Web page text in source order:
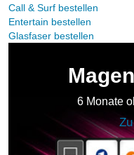
Call & Surf bestellen
Entertain bestellen
Glasfaser bestellen
6 Monate